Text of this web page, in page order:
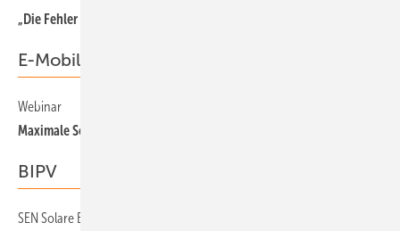
„Die Fehler der Gastechnik nicht wiederholen“
E-Mobilität
Webinar
Maximale Sonne fürs Auto
BIPV
SEN Solare Energiesysteme Nord